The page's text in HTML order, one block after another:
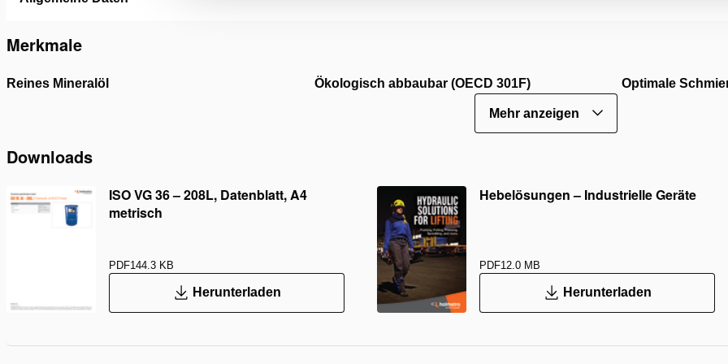
Merkmale
Reines Mineralöl Ökologisch abbaubar (OECD 301F) Optimale
Mehr anzeigen
Downloads
ISO VG 36 – 208L, Datenblatt, A4
metrisch
PDF144.3 KB
Herunterladen
Hebelösungen – Industrielle Geräte
PDF12.0 MB
Herunterladen